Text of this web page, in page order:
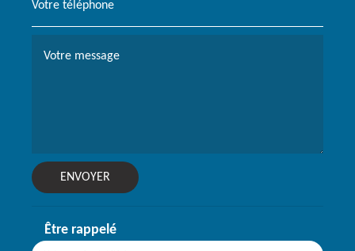
Être rappelé